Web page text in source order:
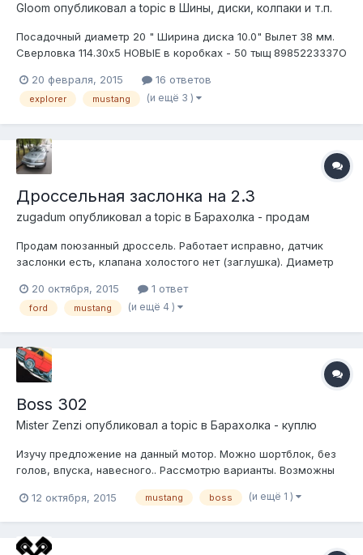
Gloom опубликовал a topic в Шины, диски, колпаки и т.п.
Посадочный диаметр 20 " Ширина диска 10.0" Вылет 38 мм.
Сверловка 114.30x5 НОВЫЕ в коробках - 50 тыщ 898522ЗЗЗ7О
20 февраля, 2015
16 ответов
explorer mustang (и ещё 3 )
Дроссельная заслонка на 2.3
zugadum опубликовал a topic в Барахолка - продам
Продам поюзанный дроссель. Работает исправно, датчик
заслонки есть, клапана холостого нет (заглушка). Диаметр
Фото тут
20 октября, 2015 1 ответ
ford mustang (и ещё 4 )
Boss 302
Mister Zenzi опубликовал a topic в Барахолка - куплю
Изучу предложение на данный мотор. Можно шортблок, без
голов, впуска, навесного.. Рассмотрю варианты. Возможны
12 октября, 2015
mustang boss (и ещё 1 )